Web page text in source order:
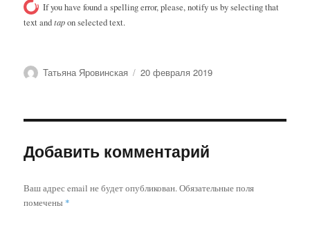
If you have found a spelling error, please, notify us by selecting that
text andtapon selected text.
Автор
Татьяна Яровинская Опубликовано
20 февраля 2019
Добавить комментарий
Ваш адрес email не будет опубликован.Обязательные поля
помечены *